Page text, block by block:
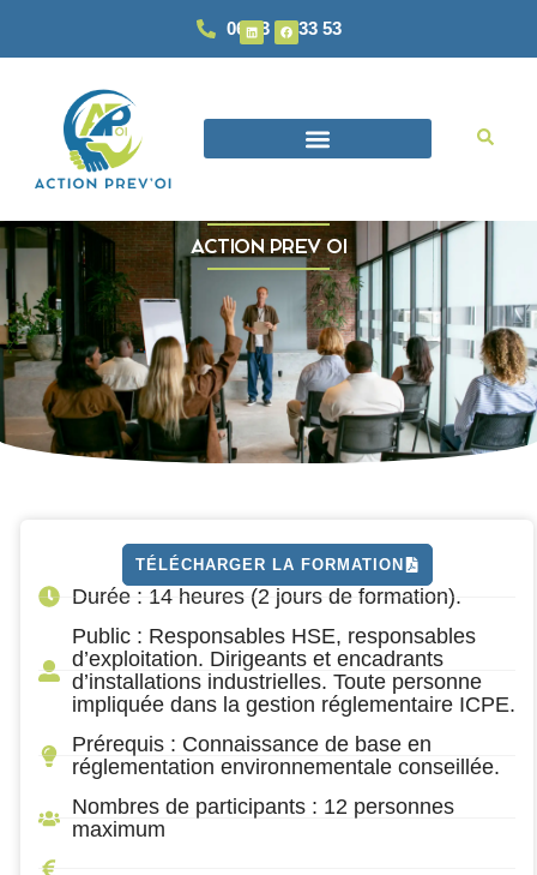
06 93 87 33 53
ACTION PREV OI
TÉLÉCHARGER LA FORMATION
Durée : 14 heures (2 jours de formation).
Public : Responsables HSE, responsables
d’exploitation. Dirigeants et encadrants
d’installations industrielles. Toute personne
impliquée dans la gestion réglementaire ICPE.
Prérequis : Connaissance de base en
réglementation environnementale conseillée.
Nombres de participants : 12 personnes
maximum